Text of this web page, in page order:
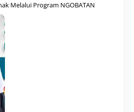
Melalui Program NGOBATAN